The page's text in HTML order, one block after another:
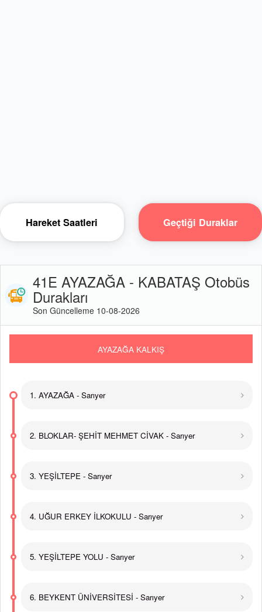
Hareket Saatleri Geçtiği Duraklar
41E AYAZAĞA - KABATAŞ Otobüs
Durakları
Son Güncelleme 10-08-2026
AYAZAĞA KALKIŞ
1. AYAZAĞA - Sarıyer
2. BLOKLAR- ŞEHİT MEHMET CİVAK - Sarıyer
3. YEŞİLTEPE - Sarıyer
4. UĞUR ERKEY İLKOKULU - Sarıyer
5. YEŞİLTEPE YOLU - Sarıyer
6. BEYKENT ÜNİVERSİTESİ - Sarıyer